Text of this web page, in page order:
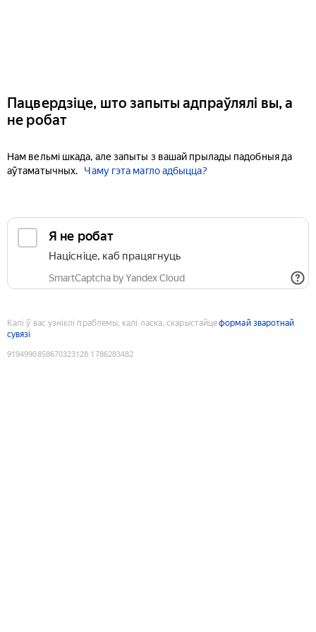
Пацвердзіце, што запыты адпраўлялі вы, а
не робат
Нам вельмі шкада, але запыты з вашай прылады падобныя да
аўтаматычных.
Чаму гэта магло адбыцца?
Я не робат
Націсніце, каб працягнуць
SmartCaptcha by Yandex Cloud
Калі ў вас узніклі праблемы, калі ласка, скарыстайцеформай зваротнай
сувязі
9194990858670323128:1786283482